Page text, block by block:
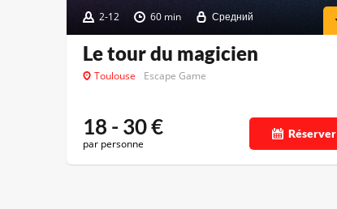
2-12 60 min Средний
Le tour du magicien
Toulouse Escape Game
18 - 30€
par personne
Réserver